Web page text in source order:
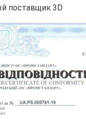
поставщик 3D